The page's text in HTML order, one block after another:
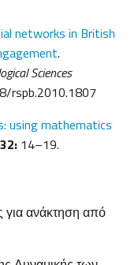
networks in British
.
Sciences
rspb.2010.1807
using mathematics
32: 14–19.
για ανάκτηση από